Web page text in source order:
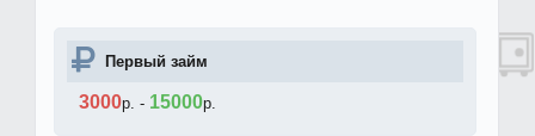
Первый займ
3000р. - 15000р.